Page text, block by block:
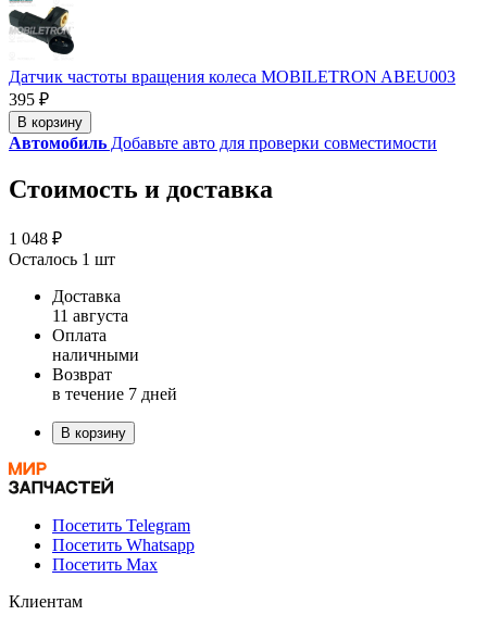
Датчик частоты вращения колеса MOBILETRON ABEU003
395 ₽
В корзину
Автомобиль Добавьте авто для проверки совместимости
Стоимость и доставка
1 048 ₽
Осталось 1 шт
Доставка
11 августа
Оплата
наличными
Возврат
в течение 7 дней
В корзину
Посетить Telegram
Посетить Whatsapp
Посетить Max
Клиентам